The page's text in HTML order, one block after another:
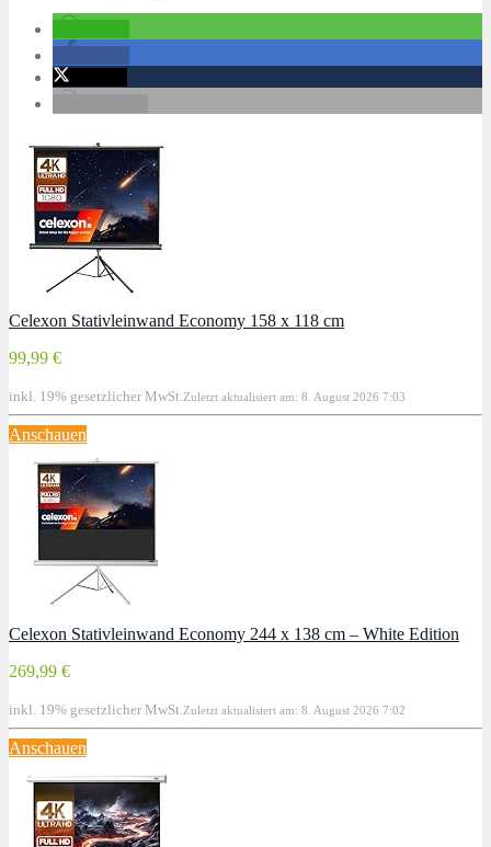
Celexon Stativleinwand Economy 158 x 118 cm
99,99 €
inkl. 19% gesetzlicher MwSt. Zuletzt aktualisiert am: 8. August 2026 7:03
Anschauen
Celexon Stativleinwand Economy 244 x 138 cm – White Edition
269,99 €
inkl. 19% gesetzlicher MwSt. Zuletzt aktualisiert am: 8. August 2026 7:02
Anschauen